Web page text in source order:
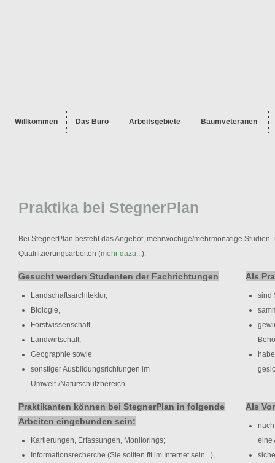
Willkommen Das Büro Arbeitsgebiete Baumveteranen
Praktika bei StegnerPlan
Bei StegnerPlan besteht das Angebot, mehrwöchige/mehrmonatige
Qualifizierungsarbeiten (mehr dazu...).
Gesucht werden Studenten der Fachrichtungen
Landschaftsarchitektur,
Biologie,
Forstwissenschaft,
Landwirtschaft,
Geographie sowie
sonstiger Ausbildungsrichtungen im
Umwelt-/Naturschutzbereich.
Als
sind
Praktikanten können bei StegnerPlan in folgende
Arbeiten eingebunden sein:
Kartierungen, Erfassungen, Monitorings;
Informationsrecherche (Sie sollten fit im Internet sein...),
Als
eine